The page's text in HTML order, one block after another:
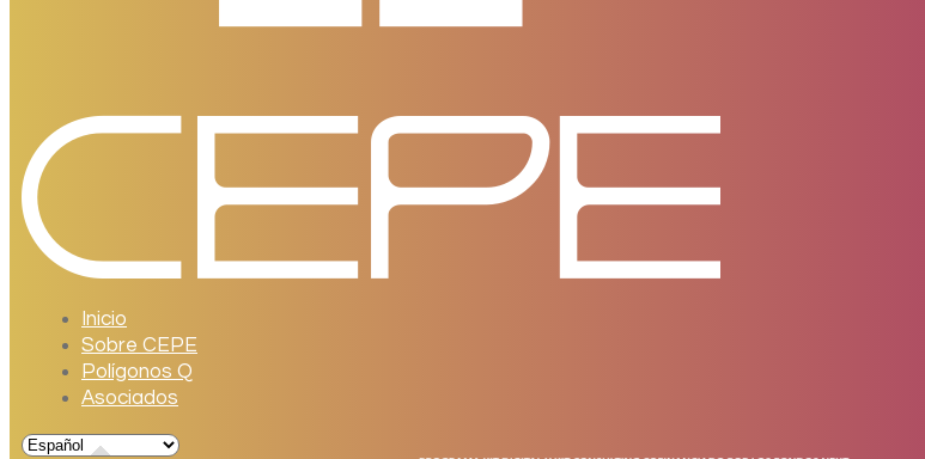
Inicio
Sobre CEPE
Polígonos Q
Asociados